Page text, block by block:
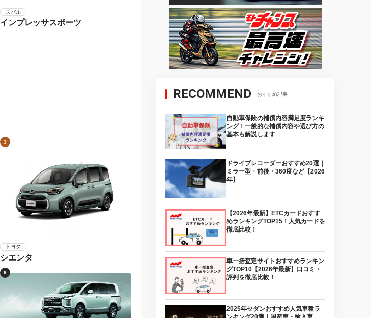
スバル
インプレッサスポーツ
3
トヨタ
シエンタ
6
RECOMMEND おすすめ記事
自動車保険の補償内容満足度ランキ
ング！一般的な補償内容や選び方の
基本も解説します
ドライブレコーダーおすすめ20選｜
ミラー型・前後・360度など【2026
年】
【2026年最新】ETCカードおすす
めランキングTOP15！人気カードを
徹底比較！
車一括査定サイトおすすめランキン
グTOP10【2026年最新】口コミ・
評判を徹底比較！
2025年セダンおすすめ人気車種ラ